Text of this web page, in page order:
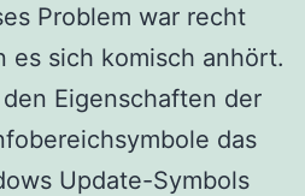
Problem war recht
es sich komisch anhört.
Eigenschaften der
das
Update-Symbols